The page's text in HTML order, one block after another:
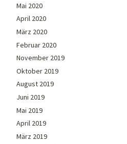
Mai 2020
April 2020
März 2020
Februar 2020
November 2019
Oktober 2019
August 2019
Juni 2019
Mai 2019
April 2019
März 2019